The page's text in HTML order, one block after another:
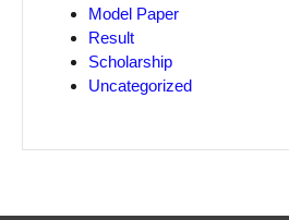
Model Paper
Result
Scholarship
Uncategorized